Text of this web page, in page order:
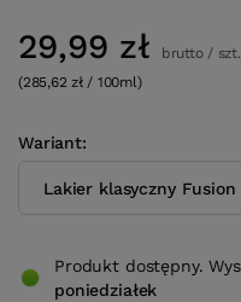
Wariant
Lakier klasyczny
29,99 zł brutto/ szt.
(285,62 zł / 100ml)
Produkt dostępny.
poniedziałek